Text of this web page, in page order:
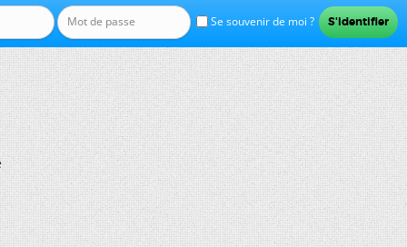
Se souvenir de moi ?